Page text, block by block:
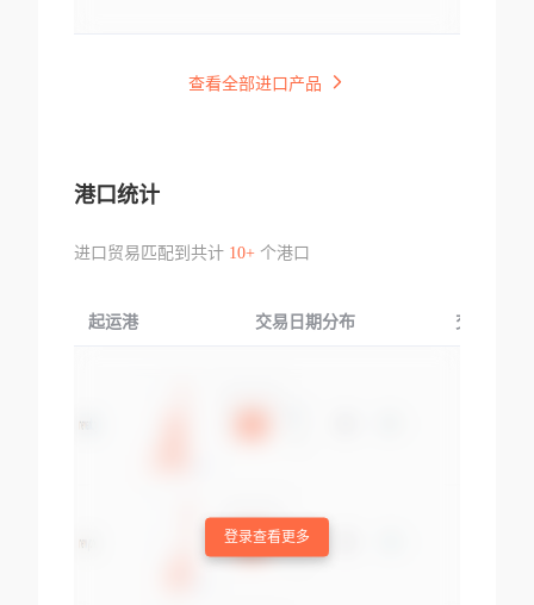
查看全部进口产品
港口统计
进口贸易匹配到共计 10+个港口
起运港 交易日期分布 交易产品
登录查看更多